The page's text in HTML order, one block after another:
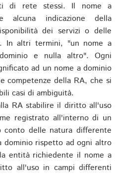
di rete stessi. Il nome a
alcuna indicazione della
dei servizi o delle
In altri termini, "un nome a
e nulla altro". Ogni
ad un nome a dominio
competenze della RA, che si
casi di ambiguità.
RA stabilire il diritto all'uso
registrato all'interno di un
conto delle natura differente
dominio rispetto ad ogni altro
entità richiedente il nome a
all'uso in campi differenti